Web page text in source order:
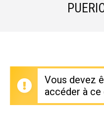
Vous devez
accéder à ce